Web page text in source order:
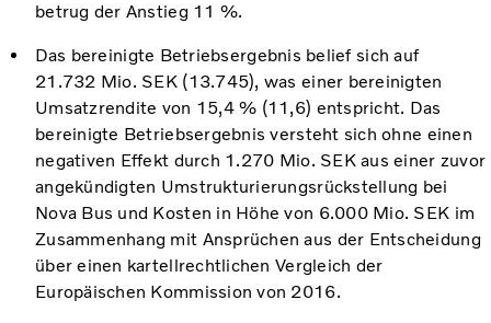
betrug der Anstieg 11 %.
Das bereinigte Betriebsergebnis belief sich auf
21.732 Mio. SEK (13.745), was einer bereinigten
Umsatzrendite von 15,4 % (11,6) entspricht. Das
bereinigte Betriebsergebnis versteht sich ohne einen
negativen Effekt durch 1.270 Mio. SEK aus einer zuvor
angekündigten Umstrukturierungsrückstellung bei
Nova Bus und Kosten in Höhe von 6.000 Mio. SEK im
Zusammenhang mit Ansprüchen aus der Entscheidung
über einen kartellrechtlichen Vergleich der
Europäischen Kommission von 2016.